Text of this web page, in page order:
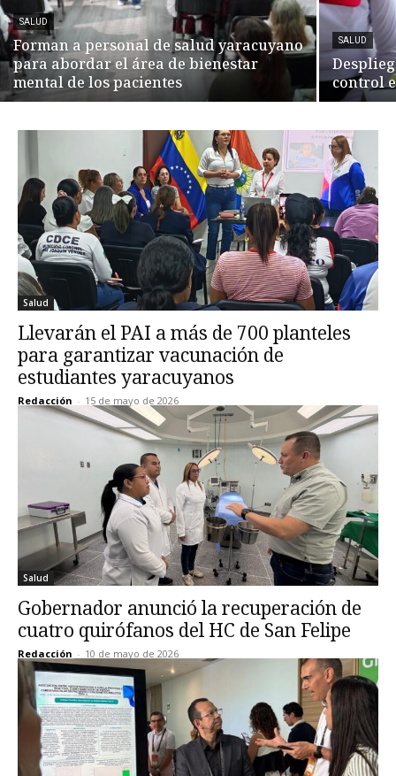
SALUD
Forman a personal de salud yaracuyano
para abordar el área de bienestar
mental de los pacientes
SALUD
control
Salud
Llevarán el PAI a más de 700 planteles
para garantizar vacunación de
estudiantes yaracuyanos
Redacción - 15 de mayo de 2026
Salud
Gobernador anunció la recuperación de
cuatro quirófanos del HC de San Felipe
Redacción - 10 de mayo de 2026